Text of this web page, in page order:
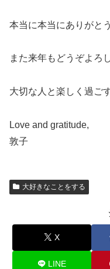
本当に本当にありがと
また来年もどうぞよろ
大切な人と楽しく過ご
Love and gratitude,
敦子
大好きなことをする
X
LINE